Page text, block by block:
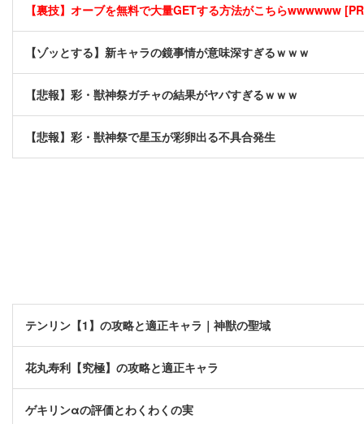
【裏技】オーブを無料で大量GETする方法がこちらwwwwww
【ゾッとする】新キャラの鏡事情が意味深すぎるｗｗｗ
【悲報】彩・獣神祭ガチャの結果がヤバすぎるｗｗｗ
【悲報】彩・獣神祭で星玉が彩卵出る不具合発生
テンリン【1】の攻略と適正キャラ｜神獣の聖域
花丸寿利【究極】の攻略と適正キャラ
ゲキリンαの評価とわくわくの実